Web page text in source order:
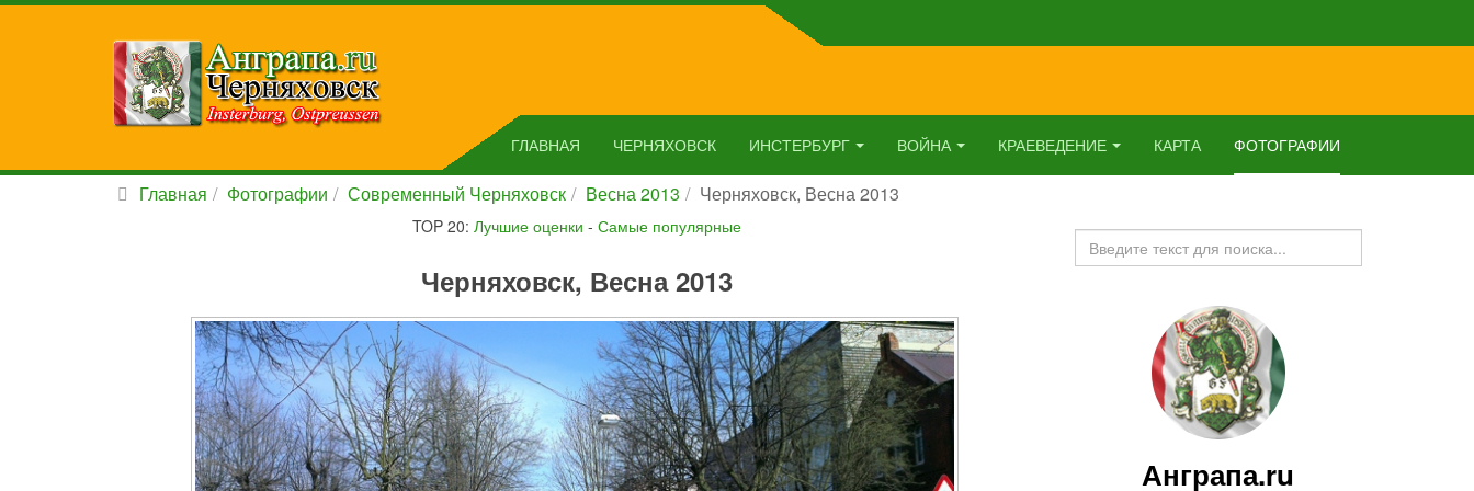
ГЛАВНАЯ ЧЕРНЯХОВСК ИНСТЕРБУРГ ВОЙНА КРАЕВЕДЕНИЕ КАРТА ФОТОГРАФИИ
Главная Фотографии Современный Черняховск Весна 2013 Черняховск, Весна 2013
TOP 20: Лучшие оценки - Самые популярные
Черняховск, Весна 2013
Искать...
Анграпа.ru